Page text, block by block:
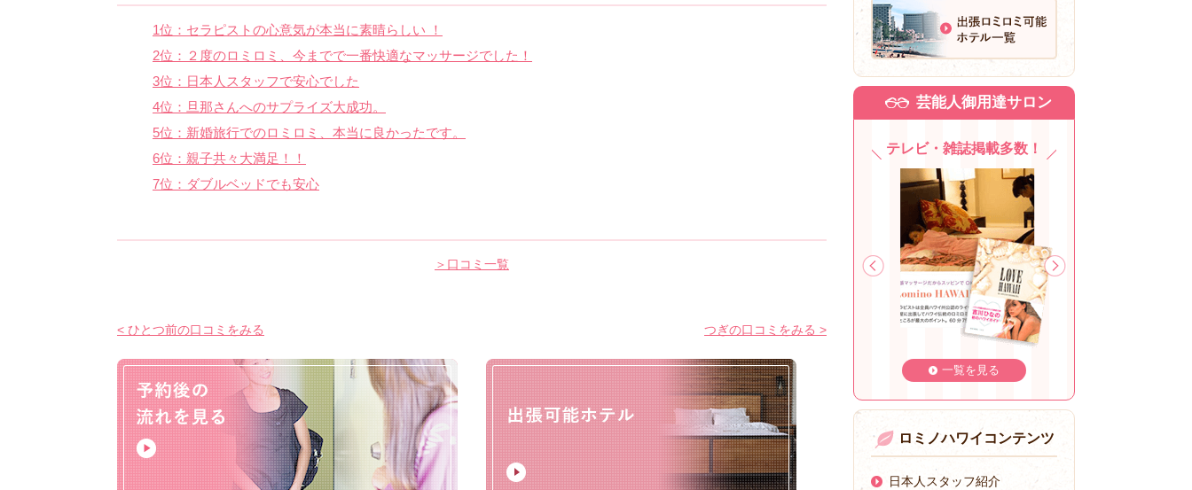
1位：セラピストの心意気が本当に素晴らしい ！
2位：２度のロミロミ、今までで一番快適なマッサージでした！
3位：日本人スタッフで安心でした
4位：旦那さんへのサプライズ大成功。
5位：新婚旅行でのロミロミ、本当に良かったです。
6位：親子共々大満足！！
7位：ダブルベッドでも安心
＞口コミ一覧
< ひとつ前の口コミをみる つぎの口コミをみる >
芸能人御用達サロン
テレビ・雑誌掲載多数！
一覧を見る
ロミノハワイコンテンツ
日本人スタッフ紹介